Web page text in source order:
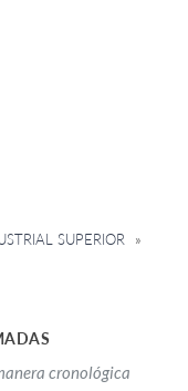
SUPERIOR »
cronológica